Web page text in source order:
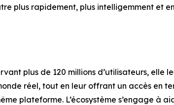
plus rapidement, plus intelligemment et
plus de 120 millions d’utilisateurs, elle
réel, tout en leur offrant un accès en
plateforme. L’écosystème s’engage à